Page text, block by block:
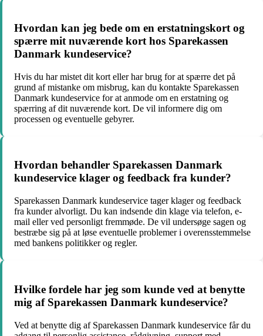
Hvordan kan jeg bede om en erstatningskort og
spærre mit nuværende kort hos Sparekassen
Danmark kundeservice?
Hvis du har mistet dit kort eller har brug for at spærre det på
grund af mistanke om misbrug, kan du kontakte Sparekassen
Danmark kundeservice for at anmode om en erstatning og
spærring af dit nuværende kort. De vil informere dig om
processen og eventuelle gebyrer.
Hvordan behandler Sparekassen Danmark
kundeservice klager og feedback fra kunder?
Sparekassen Danmark kundeservice tager klager og feedback
fra kunder alvorligt. Du kan indsende din klage via telefon, e-
mail eller ved personligt fremmøde. De vil undersøge sagen og
bestræbe sig på at løse eventuelle problemer i overensstemmelse
med bankens politikker og regler.
Hvilke fordele har jeg som kunde ved at benytte
mig af Sparekassen Danmark kundeservice?
Ved at benytte dig af Sparekassen Danmark kundeservice får du